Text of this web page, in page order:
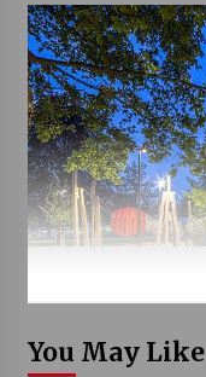
You May Like